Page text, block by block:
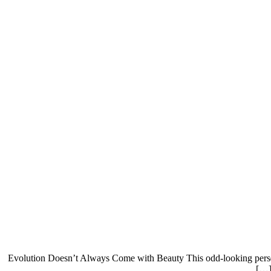
Evolution Doesn’t Always Come with Beauty This odd-looking